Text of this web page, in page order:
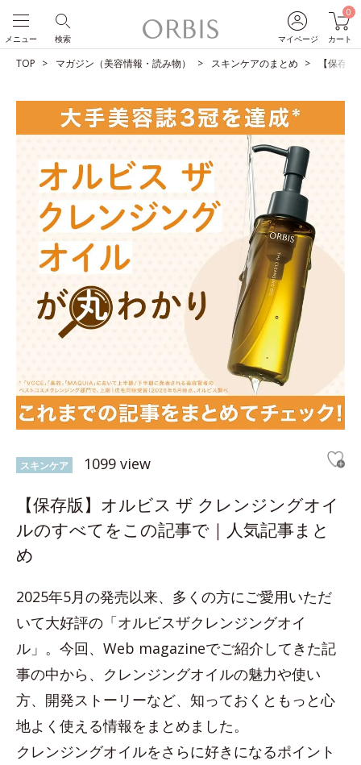
マイページ
0
カート
検索
メニュー
TOP マガジン（美容情報・読み物） スキンケアのまとめ 【保存
スキンケア 1099 view
【保存版】オルビス ザ クレンジングオイ
ルのすべてをこの記事で｜人気記事まと
め
2025年5月の発売以来、多くの方にご愛用いただ
いて大好評の「オルビスザクレンジングオイ
ル」。今回、Web magazineでご紹介してきた記
事の中から、クレンジングオイルの魅力や使い
方、開発ストーリーなど、知っておくともっと心
地よく使える情報をまとめました。
クレンジングオイルをさらに好きになるポイント